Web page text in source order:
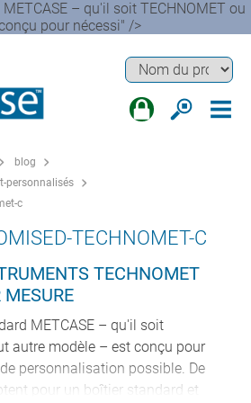
– qu'il soit TECHNOMET ou
pour nécessi" />
blog
personnalisés
c
TECHNOMET-C
TECHNOMET
MESURE
METCASE – qu'il soit
autre modèle – est conçu pour
personnalisation possible. De
pour un boîtier standard et